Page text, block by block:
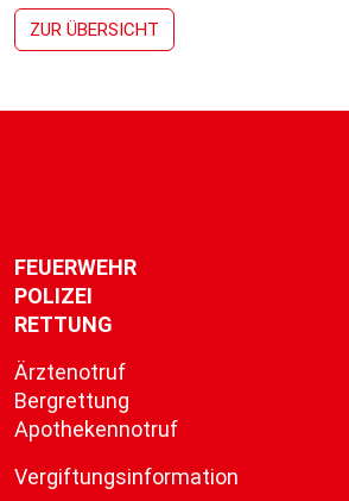
ZUR ÜBERSICHT
FEUERWEHR
POLIZEI
RETTUNG
Ärztenotruf
Bergrettung
Apothekennotruf
Vergiftungsinformation